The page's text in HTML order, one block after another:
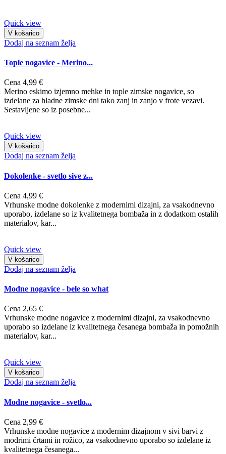
Quick view
V košarico
Dodaj na seznam želja
Tople nogavice - Merino...
Cena 4,99 €
Merino eskimo izjemno mehke in tople zimske nogavice, so
izdelane za hladne zimske dni tako zanj in zanjo v frote vezavi.
Sestavljene so iz posebne...
Quick view
V košarico
Dodaj na seznam želja
Dokolenke - svetlo sive z...
Cena 4,99 €
Vrhunske modne dokolenke z modernimi dizajni, za vsakodnevno
uporabo, izdelane so iz kvalitetnega bombaža in z dodatkom ostalih
materialov, kar...
Quick view
V košarico
Dodaj na seznam želja
Modne nogavice - bele so what
Cena 2,65 €
Vrhunske modne nogavice z modernimi dizajni, za vsakodnevno
uporabo so izdelane iz kvalitetnega česanega bombaža in pomožnih
materialov, kar...
Quick view
V košarico
Dodaj na seznam želja
Modne nogavice - svetlo...
Cena 2,99 €
Vrhunske modne nogavice z modernim dizajnom v sivi barvi z
modrimi črtami in rožico, za vsakodnevno uporabo so izdelane iz
kvalitetnega česanega...